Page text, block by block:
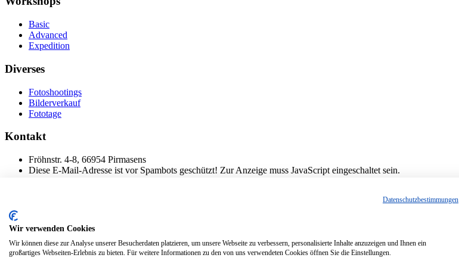
Basic
Advanced
Expedition
Diverses
Fotoshootings
Bilderverkauf
Fototage
Kontakt
Fröhnstr. 4-8, 66954 Pirmasens
Diese E-Mail-Adresse ist vor Spambots geschützt! Zur Anzeige muss JavaScript eingeschaltet sein.
© 2024 Stileben. Alle Rechte reserviert
Datenschutzbestimmungen
Wir verwenden Cookies
Wir können diese zur Analyse unserer Besucherdaten platzieren, um unsere Webseite zu verbessern, personalisierte Inhalte anzuzeigen und Ihnen ein
großartiges Webseiten-Erlebnis zu bieten. Für weitere Informationen zu den von uns verwendeten Cookies öffnen Sie die Einstellungen.